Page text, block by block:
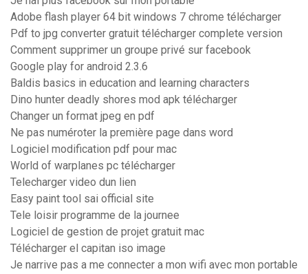
Adobe flash player 64 bit windows 7 chrome télécharger
Pdf to jpg converter gratuit télécharger complete version
Comment supprimer un groupe privé sur facebook
Google play for android 2.3.6
Baldis basics in education and learning characters
Dino hunter deadly shores mod apk télécharger
Changer un format jpeg en pdf
Ne pas numéroter la première page dans word
Logiciel modification pdf pour mac
World of warplanes pc télécharger
Telecharger video dun lien
Easy paint tool sai official site
Tele loisir programme de la journee
Logiciel de gestion de projet gratuit mac
Télécharger el capitan iso image
Je narrive pas a me connecter a mon wifi avec mon portable